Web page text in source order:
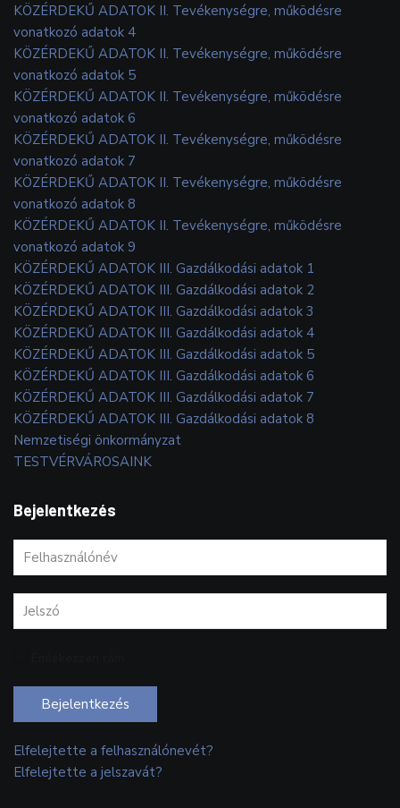
KÖZÉRDEKŰ ADATOK II. Tevékenységre, működésre
vonatkozó adatok 4
KÖZÉRDEKŰ ADATOK II. Tevékenységre, működésre
vonatkozó adatok 5
KÖZÉRDEKŰ ADATOK II. Tevékenységre, működésre
vonatkozó adatok 6
KÖZÉRDEKŰ ADATOK II. Tevékenységre, működésre
vonatkozó adatok 7
KÖZÉRDEKŰ ADATOK II. Tevékenységre, működésre
vonatkozó adatok 8
KÖZÉRDEKŰ ADATOK II. Tevékenységre, működésre
vonatkozó adatok 9
KÖZÉRDEKŰ ADATOK III. Gazdálkodási adatok 1
KÖZÉRDEKŰ ADATOK III. Gazdálkodási adatok 2
KÖZÉRDEKŰ ADATOK III. Gazdálkodási adatok 3
KÖZÉRDEKŰ ADATOK III. Gazdálkodási adatok 4
KÖZÉRDEKŰ ADATOK III. Gazdálkodási adatok 5
KÖZÉRDEKŰ ADATOK III. Gazdálkodási adatok 6
KÖZÉRDEKŰ ADATOK III. Gazdálkodási adatok 7
KÖZÉRDEKŰ ADATOK III. Gazdálkodási adatok 8
Nemzetiségi önkormányzat
TESTVÉRVÁROSAINK
Bejelentkezés
Bejelentkezés
Elfelejtette a felhasználónevét?
Elfelejtette a jelszavát?